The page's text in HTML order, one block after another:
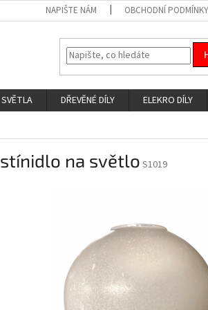
NAPIŠTE NÁM OBCHODNÍ PODMÍNKY
SVĚTLA DŘEVĚNÉ DÍLY ELEKRO DÍLY
stínidlo na světlo S1019